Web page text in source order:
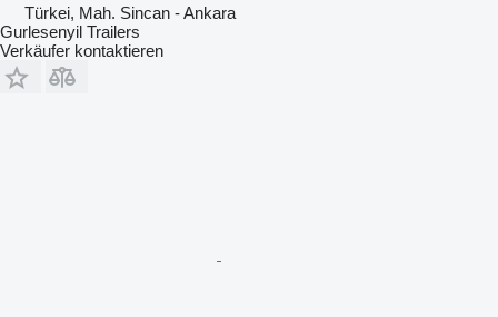
Türkei, Mah. Sincan - Ankara
Gurlesenyil Trailers
Verkäufer kontaktieren